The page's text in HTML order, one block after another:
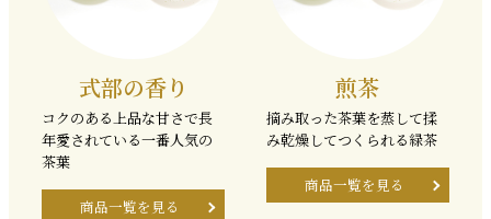
式部の香り
コクのある上品な甘さで長
年愛されている一番人気の
茶葉
商品一覧を見る
煎茶
摘み取った茶葉を蒸して揉
み乾燥してつくられる緑茶
商品一覧を見る